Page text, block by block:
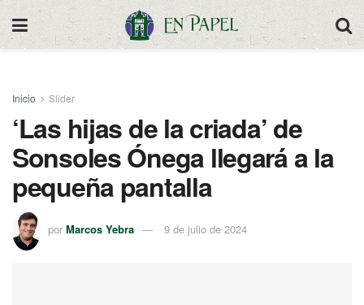
Inicio Slider
‘Las hijas de la criada’ de
Sonsoles Ónega llegará a la
pequeña pantalla
por Marcos Yebra 9 de julio de 2024